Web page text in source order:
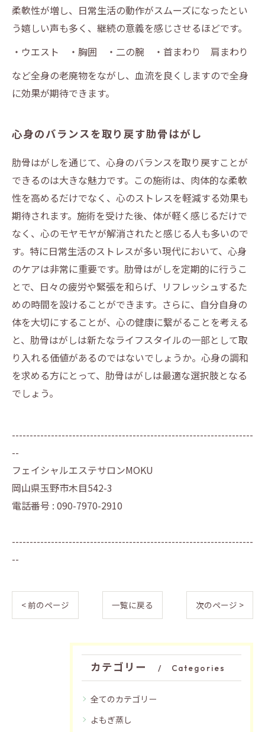
柔軟性が増し、日常生活の動作がスムーズになったとい
う嬉しい声も多く、継続の意義を感じさせるほどです。
・ウエスト ・胸囲 ・二の腕 ・首まわり 肩まわり
など全身の老廃物をながし、血流を良くしますので全身
に効果が期待できます。
心身のバランスを取り戻す肋骨はがし
肋骨はがしを通じて、心身のバランスを取り戻すことが
できるのは大きな魅力です。この施術は、肉体的な柔軟
性を高めるだけでなく、心のストレスを軽減する効果も
期待されます。施術を受けた後、体が軽く感じるだけで
なく、心のモヤモヤが解消されたと感じる人も多いので
す。特に日常生活のストレスが多い現代において、心身
のケアは非常に重要です。肋骨はがしを定期的に行うこ
とで、日々の疲労や緊張を和らげ、リフレッシュするた
めの時間を設けることができます。さらに、自分自身の
体を大切にすることが、心の健康に繋がることを考える
と、肋骨はがしは新たなライフスタイルの一部として取
り入れる価値があるのではないでしょうか。心身の調和
を求める方にとって、肋骨はがしは最適な選択肢となる
でしょう。
--------------------------------------------------------------------
--
フェイシャルエステサロンMOKU
岡山県玉野市木目542-3
電話番号 : 090-7970-2910
--------------------------------------------------------------------
--
< 前のページ 一覧に戻る 次のページ >
カテゴリー Categories
全てのカテゴリー
よもぎ蒸し